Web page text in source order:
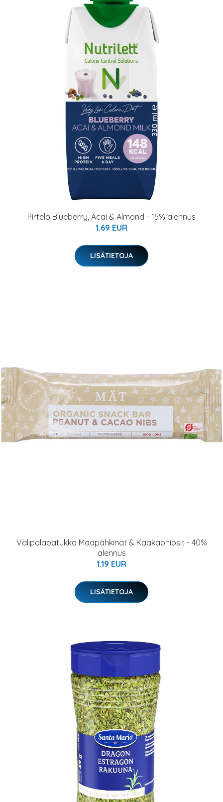
Pirtelö Blueberry, Acai & Almond - 15% alennus
1.69 EUR
LISÄTIETOJA
Välipalapatukka Maapähkinät & Kaakaonibsit - 40%
alennus
1.19 EUR
LISÄTIETOJA